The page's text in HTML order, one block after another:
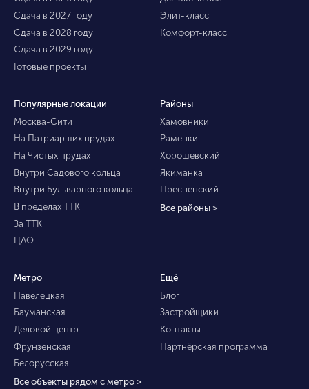
Сдача в 2027 году
Сдача в 2028 году
Сдача в 2029 году
Готовые проекты
Элит-класс
Комфорт-класс
Популярные локации
Москва-Сити
На Патриарших прудах
На Чистых прудах
Внутри Садового кольца
Внутри Бульварного кольца
В пределах ТТК
За ТТК
ЦАО
Районы
Хамовники
Раменки
Хорошевский
Якиманка
Пресненский
Все районы >
Метро
Павелецкая
Бауманская
Деловой центр
Фрунзенская
Белорусская
Все объекты рядом с метро >
Ещё
Блог
Застройщики
Контакты
Партнёрская программа